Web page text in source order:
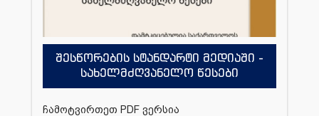
შესწორების სტანდარტი მედიაში -
სახელმძღვანელო წესები
ჩამოტვირთეთ PDF ვერსია